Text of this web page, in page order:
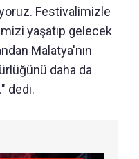
Festivalimizle
yaşatıp gelecek
Malatya'nın
daha da
dedi.